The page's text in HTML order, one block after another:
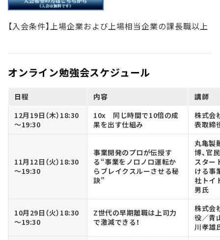
【入会条件】上場企業および上場相当企業の課長職以上
オンライン勉強会スケジュール
日程 内容
講師
12月19日（木）18:30
～19:30
10x 同じ時間で10倍の成
果を出す仕組み
株式会
表取締
11月12日（火）18:30
～19:30
事業開発のプロが伝授す
る“事業をノロノロ運転か
らブレイクスルーさせる秘
訣”
丸亀製
博、官
スター
ける事
社トイ
男氏
10月29日（火）18:30
～19:30
Z世代の早期離職は上司力
で激減できる！
株式会
役／青
川孝雄